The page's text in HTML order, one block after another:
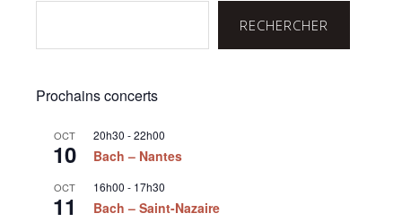
RECHERCHER
Prochains concerts
OCT
10
20h30 -22h00
Bach – Nantes
OCT
11
16h00 - 17h30
Bach – Saint-Nazaire